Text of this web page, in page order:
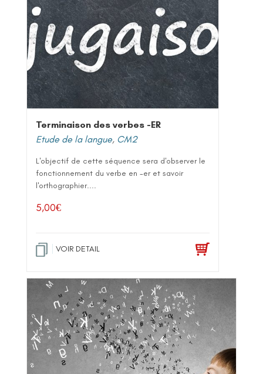
Terminaison des verbes -ER
Etude de la langue, CM2
L'objectif de cette séquence sera d'observer le
fonctionnement du verbe en -er et savoir
l'orthographier....
5,00€
VOIR DETAIL